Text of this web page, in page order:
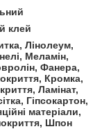
клей
Лінолеум,
Меламін,
Фанера,
Кромка,
Ламінат,
Гіпсокартон,
матеріали,
Шпон